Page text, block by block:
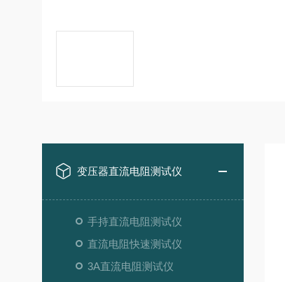
变压器直流电阻测试仪
手持直流电阻测试仪
直流电阻快速测试仪
3A直流电阻测试仪